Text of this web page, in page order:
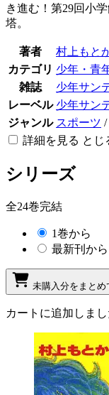
き進む！第29回小
塔。
著者
村上もと
カテゴリ 少年・青
雑誌
少年サン
レーベル 少年サン
ジャンル スポーツ /
詳細を見る とじ
シリーズ
全24巻完結
1巻から
最新刊から
未購入分をまとめ
カートに追加しまし